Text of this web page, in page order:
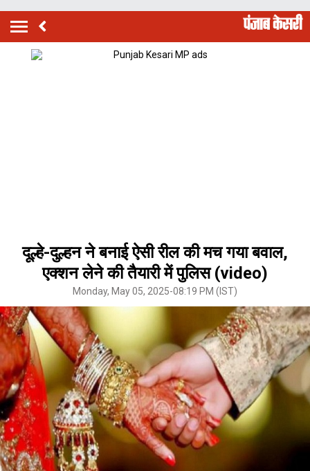
दूल्हे-दुल्हन ने बनाई ऐसी रील की मच गया बवाल,
एक्शन लेने की तैयारी में पुलिस (video)
Monday, May 05, 2025-08:19 PM (IST)